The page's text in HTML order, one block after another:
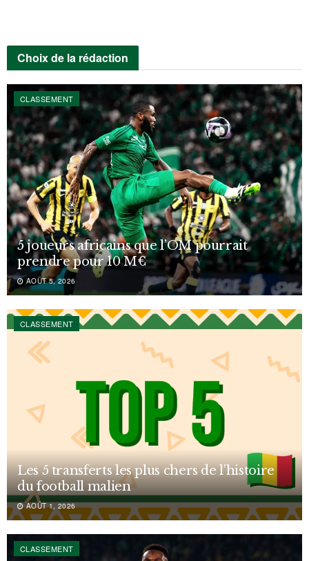
Choix de la rédaction
CLASSEMENT
5 joueurs africains que l’OM pourrait
prendre pour 10 M€
AOÛT 5, 2026
CLASSEMENT
Les 5 transferts les plus chers de l’histoire
du football malien
AOÛT 1, 2026
CLASSEMENT